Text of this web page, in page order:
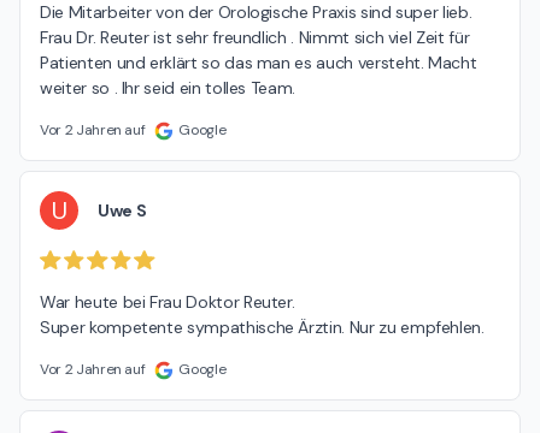
Die Mitarbeiter von der Orologische Praxis sind super lieb.
Frau Dr. Reuter ist sehr freundlich . Nimmt sich viel Zeit für
Patienten und erklärt so das man es auch versteht. Macht
weiter so . Ihr seid ein tolles Team.
Vor 2 Jahren auf Google
U Uwe S
War heute bei Frau Doktor Reuter.
Super kompetente sympathische Ärztin. Nur zu empfehlen.
Vor 2 Jahren auf Google